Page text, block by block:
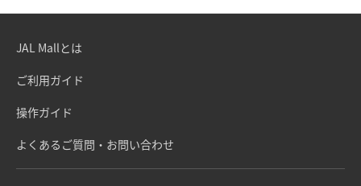
JAL Mallとは
ご利用ガイド
操作ガイド
よくあるご質問・お問い合わせ